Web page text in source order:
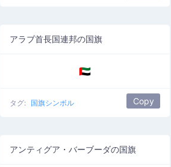
アラブ首長国連邦の国旗
🇦🇪
タグ: 国旗シンボル Copy
アンティグア・バーブーダの国旗